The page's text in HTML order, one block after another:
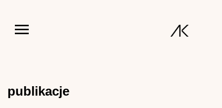
publikacje